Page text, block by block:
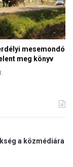
mesemondó
meg könyv
a közmédiára